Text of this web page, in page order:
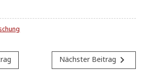
Nächster Beitrag navigate_next